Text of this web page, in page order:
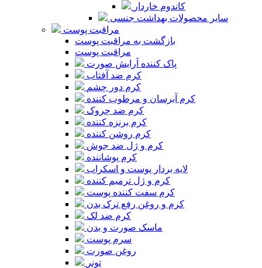
کاندوم خاردار
سایر محصولات بهداشت جنسی
مراقبت پوست
بازگشت به مراقبت پوست
مراقبت پوست
پاک کننده آرایش صورت
کرم ضد آفتاب
کرم دور چشم
کرم آبرسان و مرطوب کننده
کرم ضد چروک
کرم برنزه کننده
کرم روشن کننده
کرم و ژل ضد جوش
کرم پوشاننده
لایه بردار پوست و اسکراب
کرم و ژل ترمیم کننده
کرم سفت کننده پوست
کرم و روغن رفع ترک بدن
کرم ضد لک
ماسک صورت و بدن
سرم پوست
روغن صورت
تونر